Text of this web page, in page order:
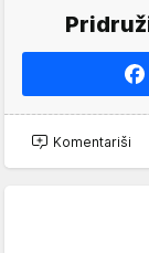
Komentariši